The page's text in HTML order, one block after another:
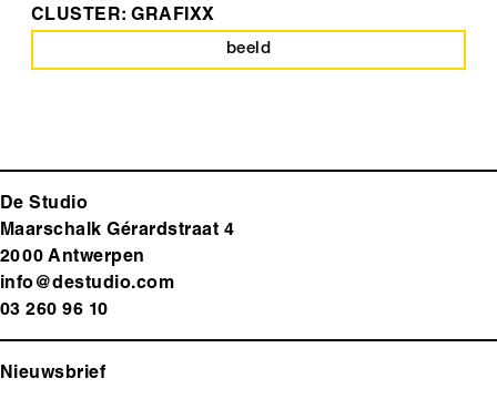
CLUSTER: GRAFIXX
beeld
De Studio
Maarschalk Gérardstraat 4
2000 Antwerpen
info@destudio.com
03 260 96 10
Nieuwsbrief